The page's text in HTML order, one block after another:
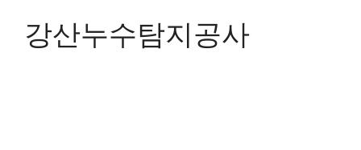
강산누수탐지공사